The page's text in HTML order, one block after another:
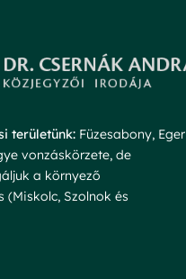
területünk: Füzesabony, Eger
vonzáskörzete, de
a környező
Szolnok és